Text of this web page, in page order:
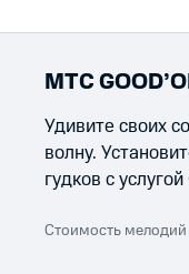
МТС
Удивите своих
волну.
гудков с услугой
Стоимость